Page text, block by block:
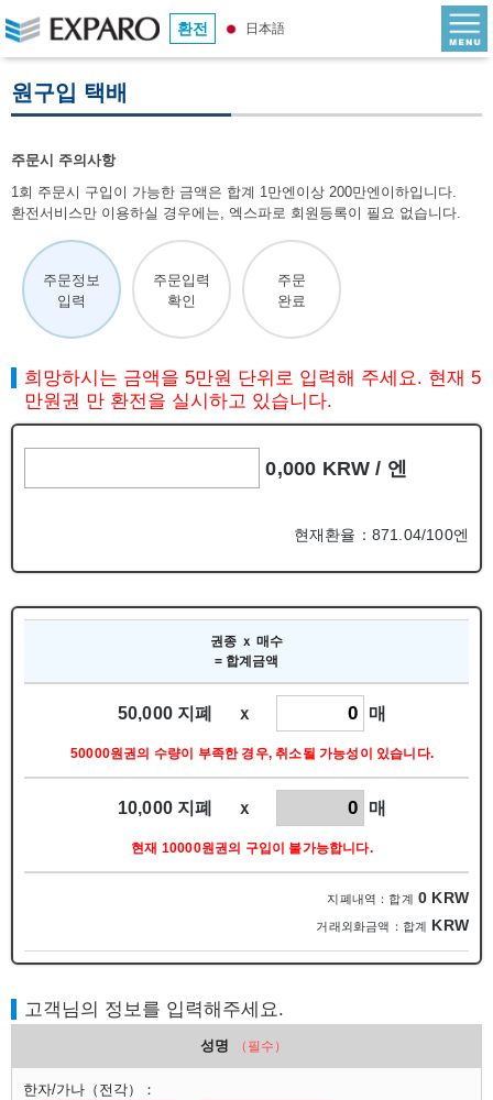
환전 日本語
원구입 택배
주문시 주의사항
1회 주문시 구입이 가능한 금액은 합계 1만엔이상 200만엔이하입니다.
환전서비스만 이용하실 경우에는, 엑스파로 회원등록이 필요 없습니다.
주문정보
입력
주문입력
확인
주문
완료
희망하시는 금액을 5만원 단위로 입력해 주세요. 현재 5
만원권 만 환전을 실시하고 있습니다.
0,000 KRW / 엔
현재환율：871.04/100엔
권종 ｘ 매수
= 합계금액
50,000 지폐 ｘ 매
50000원권의 수량이 부족한 경우, 취소될 가능성이 있습니다.
10,000 지폐 ｘ 매
현재 10000원권의 구입이 불가능합니다.
지폐내역：합계 0 KRW
거래외화금액：합계 KRW
고객님의 정보를 입력해주세요.
성명 （필수）
한자/가나 （전각）
：